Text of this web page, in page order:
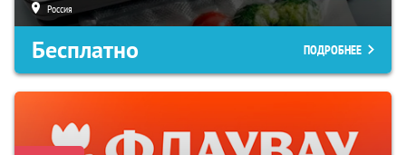
Россия
Бесплатно ПОДРОБНЕЕ